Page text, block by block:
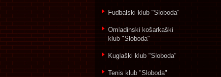
Fudbalski klub "Sloboda"
Omladinski košarkaški
klub "Sloboda"
Kuglaški klub "Sloboda"
Tenis klub "Sloboda"